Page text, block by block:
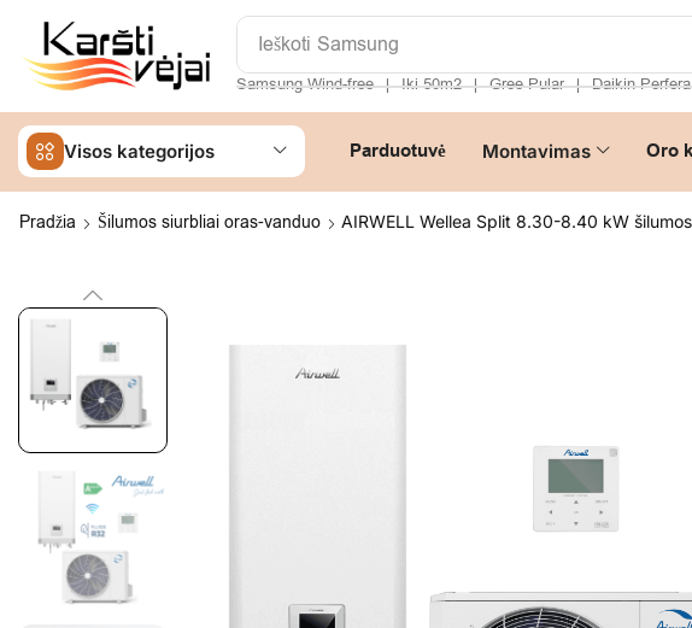
Ieškoti Daikin
Samsung Wind-free ❘ Iki 50m2 ❘ Gree Pular ❘ Daikin Perfera
Visos kategorijos Parduotuvė Montavimas Oro
Pradžia Šilumos siurbliai oras-vanduo AIRWELL Wellea Split 8.30-8.40 kW